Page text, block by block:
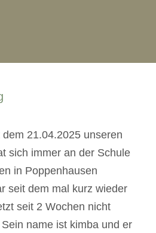
21.04.2025 unseren
sich immer an der Schule
in Poppenhausen
seit dem mal kurz wieder
seit 2 Wochen nicht
name ist kimba und er